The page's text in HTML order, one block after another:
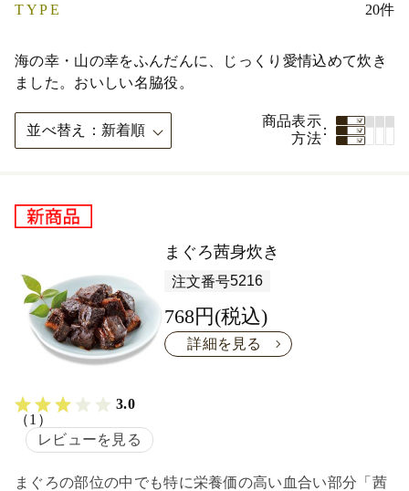
TYPE 20件
海の幸・山の幸をふんだんに、じっくり愛情込めて炊き
ました。おいしい名脇役。
並べ替え 新着順
商品表示
方法
3.0
（1）
レビューを見る
まぐろ茜身炊き
注文番号5216
768円(税込)
詳細を見る
まぐろの部位の中でも特に栄養価の高い血合い部分「茜